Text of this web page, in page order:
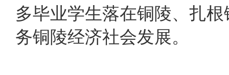
多毕业学生落在铜陵、扎
务铜陵经济社会发展。